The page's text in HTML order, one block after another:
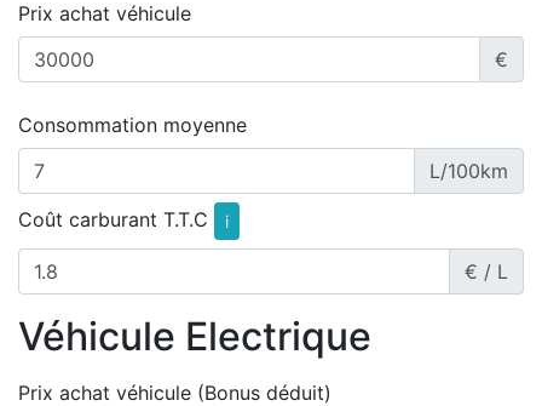
Prix achat véhicule
€
Consommation moyenne
L/100km
Coût carburant T.T.C
i
€ / L
Véhicule Electrique
Prix achat véhicule (Bonus déduit)